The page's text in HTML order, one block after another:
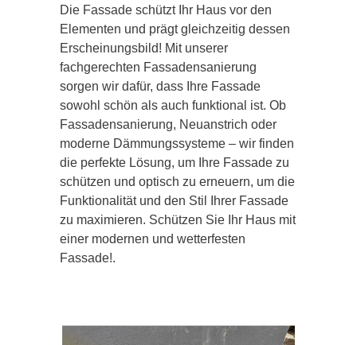
Die Fassade schützt Ihr Haus vor den
Elementen und prägt gleichzeitig dessen
Erscheinungsbild! Mit unserer
fachgerechten Fassadensanierung
sorgen wir dafür, dass Ihre Fassade
sowohl schön als auch funktional ist. Ob
Fassadensanierung, Neuanstrich oder
moderne Dämmungssysteme – wir finden
die perfekte Lösung, um Ihre Fassade zu
schützen und optisch zu erneuern, um die
Funktionalität und den Stil Ihrer Fassade
zu maximieren. Schützen Sie Ihr Haus mit
einer modernen und wetterfesten
Fassade!.